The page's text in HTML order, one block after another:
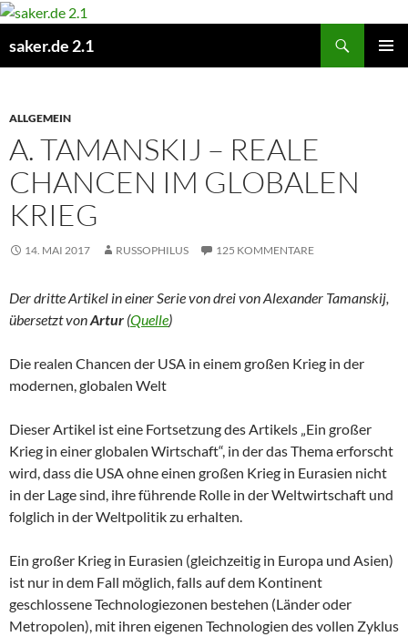
Zum
springen
saker.de 2.1
ALLGEMEIN
A. TAMANSKIJ – REALE
CHANCEN IM GLOBALEN
KRIEG
14. MAI 2017 RUSSOPHILUS 125 KOMMENTARE
Der dritte Artikel in einer Serie von drei von Alexander Tamanskij,
übersetzt vonArtur (Quelle)
Die realen Chancen der USA in einem großen Krieg in der
modernen, globalen Welt
Dieser Artikel ist eine Fortsetzung des Artikels „Ein großer
Krieg in einer globalen Wirtschaft“, in der das Thema erforscht
wird, dass die USA ohne einen großen Krieg in Eurasien nicht
in der Lage sind, ihre führende Rolle in der Weltwirtschaft und
folglich in der Weltpolitik zu erhalten.
Ein großer Krieg in Eurasien (gleichzeitig in Europa und Asien)
ist nur in dem Fall möglich, falls auf dem Kontinent
geschlossene Technologiezonen bestehen (Länder oder
Metropolen), mit ihren eigenen Technologien des vollen Zyklus